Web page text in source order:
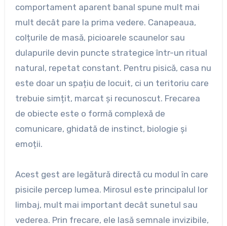
comportament aparent banal spune mult mai
mult decât pare la prima vedere. Canapeaua,
colțurile de masă, picioarele scaunelor sau
dulapurile devin puncte strategice într-un ritual
natural, repetat constant. Pentru pisică, casa nu
este doar un spațiu de locuit, ci un teritoriu care
trebuie simțit, marcat și recunoscut. Frecarea
de obiecte este o formă complexă de
comunicare, ghidată de instinct, biologie și
emoții.
Acest gest are legătură directă cu modul în care
pisicile percep lumea. Mirosul este principalul lor
limbaj, mult mai important decât sunetul sau
vederea. Prin frecare, ele lasă semnale invizibile,